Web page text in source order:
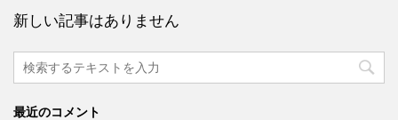
新しい記事はありません
最近のコメント